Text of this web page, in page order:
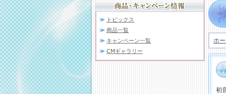
トピックス
商品一覧
キャンペーン一覧
CMギャラリー
ホ
初